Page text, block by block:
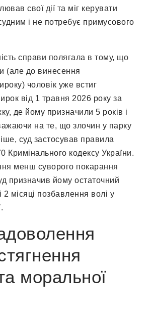
свої дії та міг керувати
і не потребує примусового
справи полягала в тому, що
(але до винесення
чоловік уже встиг
від 1 травня 2026 року за
де йому призначили 5 років і
на те, що злочин у парку
суд застосував правила
Кримінального кодексу України.
менш суворого покарання
призначив йому остаточний
2 місяці позбавлення волі у
моральної